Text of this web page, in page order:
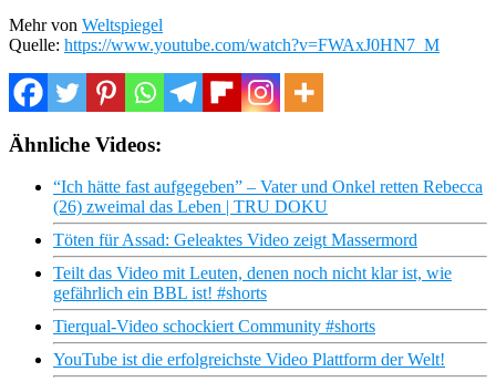
Mehr von Weltspiegel
Quelle: https://www.youtube.com/watch?v=FWAxJ0HN7_M
Ähnliche Videos:
“Ich hätte fast aufgegeben” – Vater und Onkel retten Rebecca
(26) zweimal das Leben | TRU DOKU
Töten für Assad: Geleaktes Video zeigt Massermord
Teilt das Video mit Leuten, denen noch nicht klar ist, wie
gefährlich ein BBL ist! #shorts
Tierqual-Video schockiert Community #shorts
YouTube ist die erfolgreichste Video Plattform der Welt!